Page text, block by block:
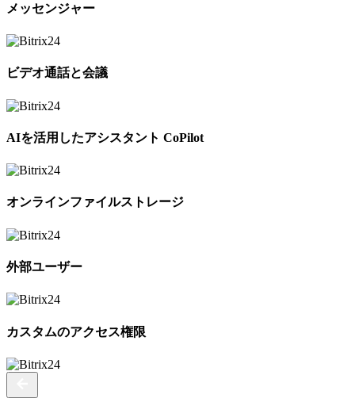
メッセンジャー
ビデオ通話と会議
AIを活用したアシスタント CoPilot
オンラインファイルストレージ
外部ユーザー
カスタムのアクセス権限